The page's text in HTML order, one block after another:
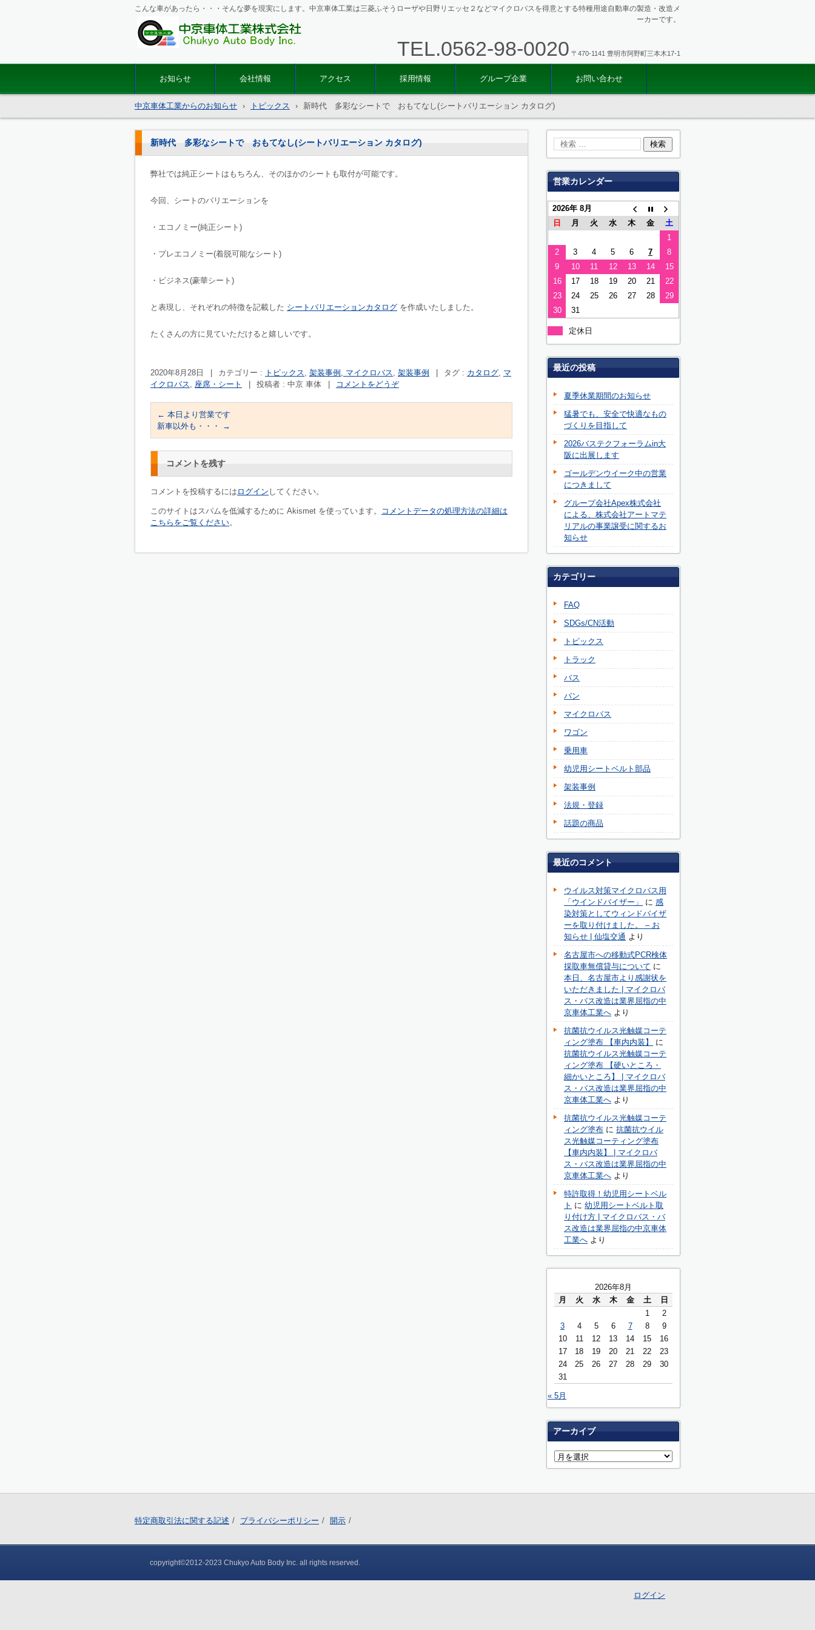
体工業
こんな車があったら・・・そんな夢を現実にします。中京車体工業は三菱ふそうローザや日野リエッセ２などマイクロバスを得意とする特種用途自動車の製造・改造メ
ーカーです。
TEL.0562-98-0020 〒470-1141 豊明市阿野町三本木17-1
お知らせ 会社情報 アクセス 採用情報 グループ企業 お問い合わせ
中京車体工業からのお知らせ › トピックス › 新時代 多彩なシートで おもてなし(シートバリエーション カタログ)
新時代 多彩なシートで おもてなし(シートバリエーション カタログ)
弊社では純正シートはもちろん、そのほかのシートも取付が可能です。
今回、シートのバリエーションを
・エコノミー(純正シート)
・プレエコノミー(着脱可能なシート)
・ビジネス(豪華シート)
と表現し、それぞれの特徴を記載した シートバリエーションカタログ を作成いたしました。
たくさんの方に見ていただけると嬉しいです。
2020年8月28日 カテゴリー : トピックス, 架装事例, マイクロバス, 架装事例 タグ : カタログ, マ
イクロバス, 座席・シート 投稿者 : 中京 車体 コメントをどうぞ
← 本日より営業です
新車以外も・・・
→
コメントを残す
コメントを投稿するには ログイン してください。
このサイトはスパムを低減するために Akismet を使っています。
コメントデータの処理方法の詳細は
こちらをご覧ください。
営業カレンダー
2026年 8月
日
月 火 水 木 金
土
1
2
3 4 5 6 7
8
9
10 11 12 13 14
15
16
17 18 19 20 21
22
23
24 25 26 27 28
29
30
31
定休日
最近の投稿
夏季休業期間のお知らせ
猛暑でも、安全で快適なもの
づくりを目指して
2026バステクフォーラムin大
阪に出展します
ゴールデンウイーク中の営業
につきまして
グループ会社Apex株式会社
による、株式会社アートマテ
リアルの事業譲受に関するお
知らせ
カテゴリー
FAQ
SDGs/CN活動
トピックス
トラック
バス
バン
マイクロバス
ワゴン
乗用車
幼児用シートベルト部品
架装事例
法規・登録
話題の商品
最近のコメント
ウイルス対策マイクロバス用
「ウインドバイザー」
に 感
染対策としてウィンドバイザ
ーを取り付けました。 – お
知らせ | 仙塩交通 より
名古屋市への移動式PCR検体
採取車無償貸与について に
本日、名古屋市より感謝状を
いただきました | マイクロバ
ス・バス改造は業界屈指の中
京車体工業へ より
抗菌抗ウイルス光触媒コーテ
ィング塗布 【車内内装】
に
抗菌抗ウイルス光触媒コーテ
ィング塗布 【硬いところ・
細かいところ】 | マイクロバ
ス・バス改造は業界屈指の中
京車体工業へ より
抗菌抗ウイルス光触媒コーテ
ィング塗布 に 抗菌抗ウイル
ス光触媒コーティング塗布
【車内内装】 | マイクロバ
ス・バス改造は業界屈指の中
京車体工業へ より
特許取得！幼児用シートベル
ト に 幼児用シートベルト取
り付け方 | マイクロバス・バ
ス改造は業界屈指の中京車体
工業へ より
2026年8月
月
火 水 木 金 土
日
1
2
3
4 5 6 7 8
9
10
11 12 13 14 15
16
17
18 19 20 21 22
23
24
25 26 27 28 29
30
31
« 5月
アーカイブ
特定商取引法に関する記述 プライバシーポリシー 開示
copyright©2012-2023 Chukyo Auto Body Inc. all rights reserved.
ログイン